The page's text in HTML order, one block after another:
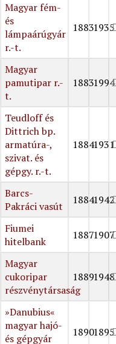
Magyar fém-
és
lámpaárúgyár
r.-t.
18831935
Magyar
pamutipar r.-
t.
18831994
Teudloff és
Dittrich bp.
armatúra-,
szivat. és
gépgy. r.-t.
18841931
Barcs-
Pakráci vasút
18841942
Fiumei
hitelbank
18871907
Magyar
cukoripar
részvénytársaság
18891948
»Danubius«
magyar hajó-
és gépgyár
18901895